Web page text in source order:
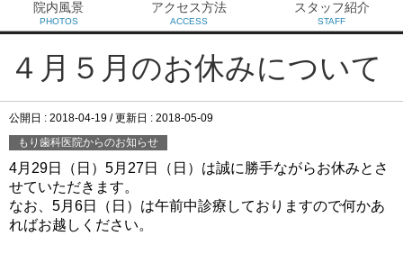
院内風景
PHOTOS
アクセス方法
ACCESS
スタッフ紹介
STAFF
４月５月のお休みについて
公開日 : 2018-04-19 / 更新日 : 2018-05-09
もり歯科医院からのお知らせ
4月29日（日）5月27日（日）は誠に勝手ながらお休みとさ
せていただきます。
なお、5月6日（日）は午前中診療しておりますので何かあ
ればお越しください。